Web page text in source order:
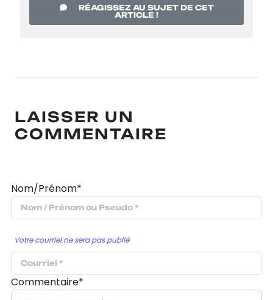
RÉAGISSEZ AU SUJET DE CET
ARTICLE !
LAISSER UN
COMMENTAIRE
Nom/Prénom*
Votre courriel ne sera pas publié
Commentaire*